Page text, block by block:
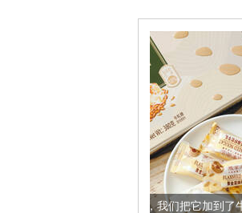
的黄金亚麻籽，我们把它加到了牛轧糖里